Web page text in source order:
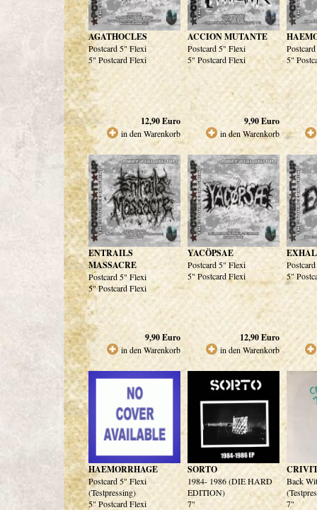
AGATHOCLES
Postcard 5" Flexi
5" Postcard Flexi
12,90Euro
in den Warenkorb
ACCION MUTANTE
Postcard 5" Flexi
5" Postcard Flexi
9,90Euro
in den Warenkorb
5"
ENTRAILS
MASSACRE
Postcard 5" Flexi
5" Postcard Flexi
9,90Euro
in den Warenkorb
YACÖPSAE
Postcard 5" Flexi
5" Postcard Flexi
12,90Euro
in den Warenkorb
5"
HAEMORRHAGE
Postcard 5" Flexi
(Testpressing)
5" Postcard Flexi
SORTO
1984- 1986 (DIE HARD
EDITION)
7"
Back
7"